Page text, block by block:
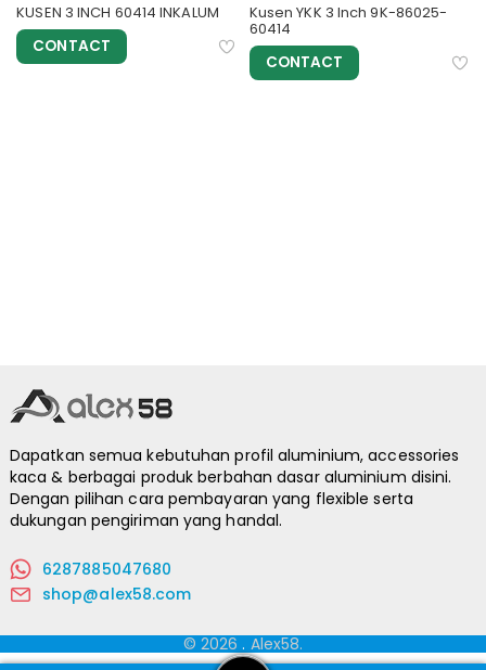
KUSEN 3 INCH 60414 INKALUM
CONTACT
Kusen YKK 3 Inch 9K-86025-
60414
CONTACT
Dapatkan semua kebutuhan profil aluminium, accessories
kaca & berbagai produk berbahan dasar aluminium disini.
Dengan pilihan cara pembayaran yang flexible serta
dukungan pengiriman yang handal.
6287885047680
shop@alex58.com
© 2026. Alex58.